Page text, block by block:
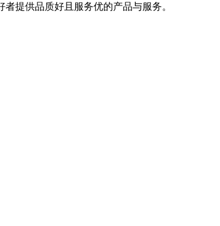
提供品质好且服务优的产品与服务。